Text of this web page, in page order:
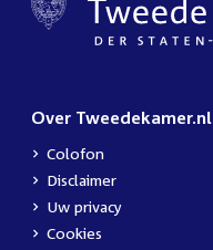
Over Tweedekamer.nl
Colofon
Disclaimer
Uw privacy
Cookies